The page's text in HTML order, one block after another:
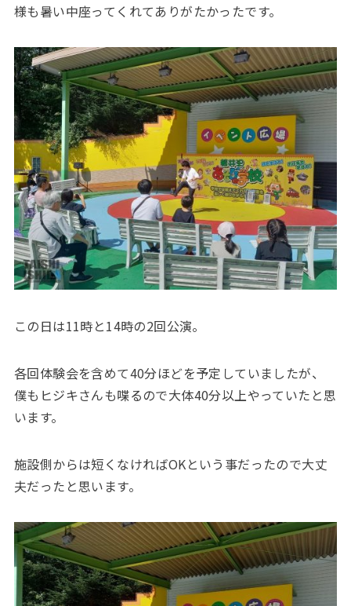
様も暑い中座ってくれてありがたかったです。
この日は11時と14時の2回公演。
各回体験会を含めて40分ほどを予定していましたが、
僕もヒジキさんも喋るので大体40分以上やっていたと思
います。
施設側からは短くなければOKという事だったので大丈
夫だったと思います。